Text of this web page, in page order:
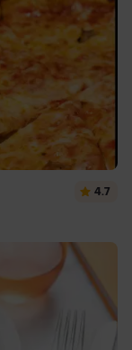
4.7